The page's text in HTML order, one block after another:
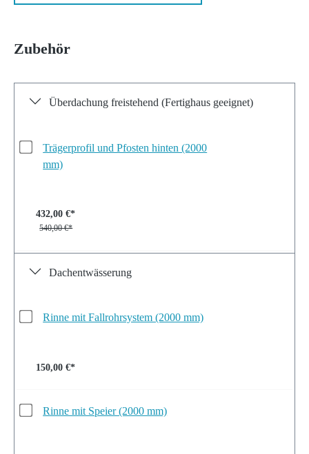
Zubehör
Überdachung freistehend (Fertighaus geeignet)
Trägerprofil und Pfosten hinten (2000
mm)
432,00 €*
540,00 €*
Dachentwässerung
Rinne mit Fallrohrsystem (2000 mm)
150,00 €*
Rinne mit Speier (2000 mm)